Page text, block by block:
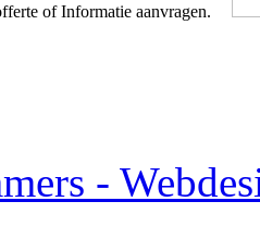
of Informatie aanvragen.
-